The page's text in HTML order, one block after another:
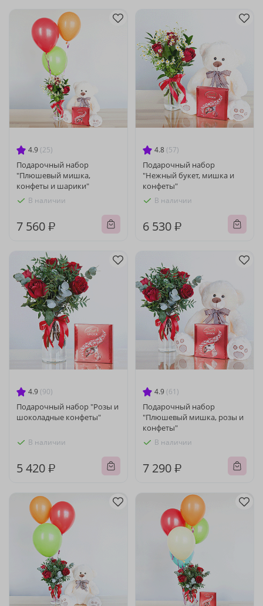
4.9 (25)
Подарочный набор
"Плюшевый мишка,
конфеты и шарики"
В наличии
7 560 ₽
4.8 (57)
Подарочный набор
"Нежный букет, мишка и
конфеты"
В наличии
6 530 ₽
4.9 (90)
Подарочный набор "Розы и
шоколадные конфеты"
В наличии
5 420 ₽
4.9 (61)
Подарочный набор
"Плюшевый мишка, розы и
конфеты"
В наличии
7 290 ₽